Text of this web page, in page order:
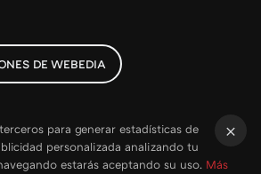
DE WEBEDIA
para generar estadísticas de
personalizada analizando tu
estarás aceptando su uso. Más